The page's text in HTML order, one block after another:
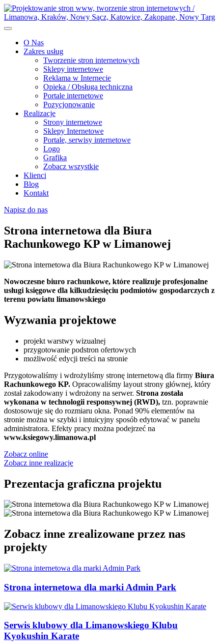
O Nas
Zakres usług
Tworzenie stron internetowych
Sklepy internetowe
Reklama w Internecie
Opieka / Obsługa techniczna
Portale internetowe
Pozycjonowanie
Realizacje
Strony internetowe
Sklepy Internetowe
Portale, serwisy internetowe
Logo
Grafika
Zobacz wszystkie
Klienci
Blog
Kontakt
Napisz do nas
Strona internetowa dla Biura
Rachunkowego KP w Limanowej
Nowoczesne biuro rachunkowe, które realizuje profesjonalne
usługi księgowe dla kilkudziesięciu podmiotów gospodarczych z
terenu powiatu limanowskiego
Wyzwania projektowe
projekt warstwy wizualnej
przygotowanie podstron ofertowych
możliwość edycji treści na stronie
Przygotowaliśmy i wdrożyliśmy stronę internetową dla firmy Biura
Rachunkowego KP. Opracowaliśmy layout strony głównej, który
został zakodowany i wdrożony na serwer. Strona została
wykonana w technologii responsywnej (RWD), tzn. poprawnie
dostosowuje się do rozmiaru okna. Ponad 90% elementów na
stronie można w szybki i intuicyjny sposób edytować w panelu
administratora. Efekty pracy można podejrzeć na
www.ksiegowy.limanowa.pl
Zobacz online
Zobacz inne realizacje
Prezentacja graficzna projektu
Zobacz inne zrealizowane przez nas
projekty
Strona internetowa dla marki Admin Park
Serwis klubowy dla Limanowskiego Klubu
Kyokushin Karate